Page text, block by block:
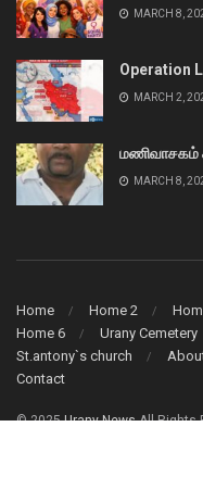
MARCH 8,
Operation
MARCH 2,
மணிவாசகம்
MARCH 8,
Home Home 2
Home 6
Urany Cemetery
St.antony`s church
Contact
© 2025Urany NewsAll Rights